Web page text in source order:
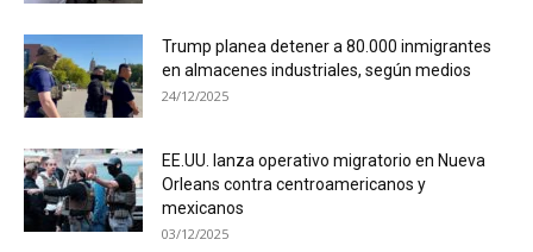
Trump planea detener a 80.000 inmigrantes
en almacenes industriales, según medios
24/12/2025
EE.UU. lanza operativo migratorio en Nueva
Orleans contra centroamericanos y
mexicanos
03/12/2025